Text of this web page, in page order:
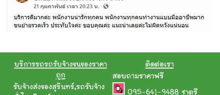
บริการรถรถรับจ้างขนของราคา
ถูก
รับจ้างส่งของสุรินทร์,รถรับจ้าง
ติดต่อเรา
สอบถามราคาฟรี
095-641-9488 ชาตรี